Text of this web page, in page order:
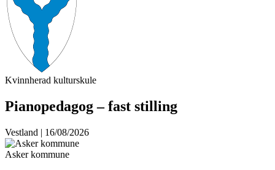
Kvinnherad kulturskule
Pianopedagog – fast stilling
Vestland | 16/08/2026
Asker kommune